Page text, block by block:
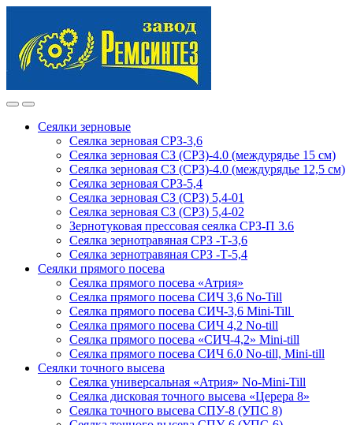
navigation
content
Сеялки зерновые
Сеялка зерновая СРЗ-3,6
Сеялка зерновая СЗ (СРЗ)-4.0 (междурядье 15 см)
Сеялка зерновая СЗ (СРЗ)-4.0 (междурядье 12,5 см)
Сеялка зерновая СРЗ-5,4
Сеялка зерновая СЗ (СРЗ) 5,4-01
Сеялка зерновая СЗ (СРЗ) 5,4-02
Зернотуковая прессовая сеялка СРЗ-П 3.6
Сеялка зернотравяная СРЗ -Т-3,6
Сеялка зернотравяная СРЗ -Т-5,4
Сеялки прямого посева
Сеялка прямого посева «Атрия»
Сеялка прямого посева СИЧ 3,6 No-Till
Сеялка прямого посева СИЧ-3,6 Mini-Till
Сеялка прямого посева СИЧ 4,2 No-till
Сеялка прямого посева «СИЧ-4,2» Mini-till
Сеялка прямого посева СИЧ 6.0 No-till, Mini-till
Сеялки точного высева
Сеялка универсальная «Атрия» No-Mini-Till
Сеялка дисковая точного высева «Церера 8»
Сеялка точного высева СПУ-8 (УПС 8)